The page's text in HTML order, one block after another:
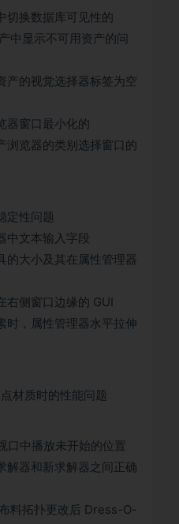
切换数据库可见性的
中显示不可用资产的问
产的视觉选择器标签为空
器窗口最小化的
浏览器的类别选择窗口的
定性问题
中文本输入字段
的大小及其在属性管理器
右侧窗口边缘的 GUI
时，属性管理器水平拉伸
材质时的性能问题
口中播放未开始的位置
解器和新求解器之间正确
料拓扑更改后 Dress-O-